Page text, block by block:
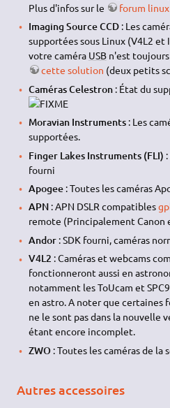
Plus d'infos sur le
forum linux
Imaging Source CCD: Les
supportées sous Linux (V4L2 et
votre caméra USBn'est toujours
cette solution (deux petits
Caméras Celestron: État du
Moravian Instruments: Les
supportées.
Finger Lakes Instruments (FLI)
fourni
Apogee: Toutes les caméras
APN: APN DSLR compatibles
remote (Principalement Canon
Andor: SDK fourni, caméras
V4L2 : Caméras et webcams
fonctionneront aussi en
notamment les ToUcam et
en astro. A noter que certaines
ne le sont pas dans la nouvelle
étant encore incomplet.
ZWO: Toutes les caméras de la
Autres accessoires